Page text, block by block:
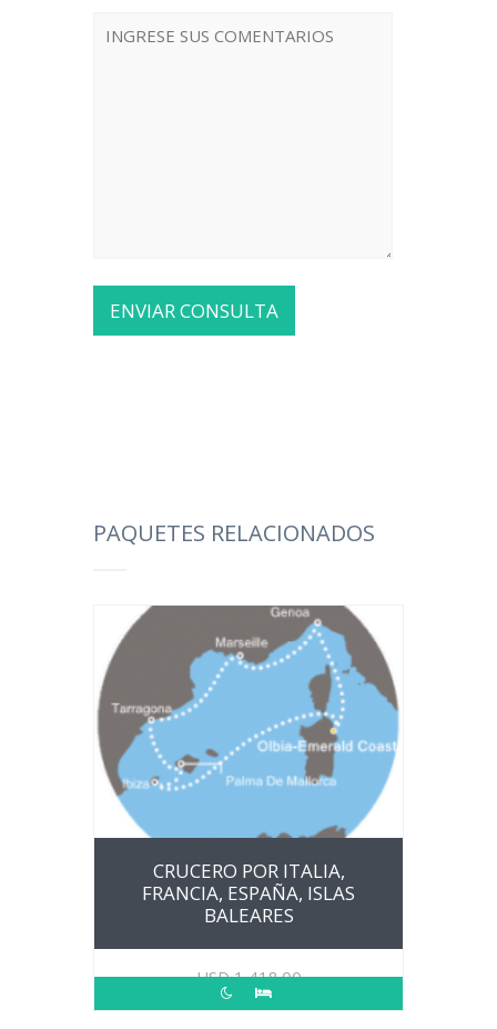
PAQUETES RELACIONADOS
CRUCERO POR ITALIA,
FRANCIA, ESPAÑA, ISLAS
BALEARES
USD1,418.00